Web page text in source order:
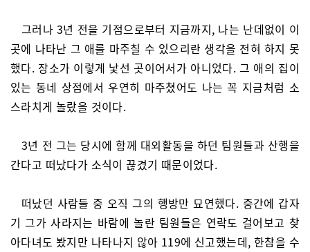
그러나 3년 전을 기점으로부터 지금까지, 나는 난데없이 이
곳에 나타난 그 애를 마주칠 수 있으리란 생각을 전혀 하지 못
했다. 장소가 이렇게 낯선 곳이어서가 아니었다. 그 애의 집이
있는 동네 상점에서 우연히 마주쳤어도 나는 꼭 지금처럼 소
스라치게 놀랐을 것이다.
3년 전 그는 당시에 함께 대외활동을 하던 팀원들과 산행을
간다고 떠났다가 소식이 끊겼기 때문이었다.
떠났던 사람들 중 오직 그의 행방만 묘연했다. 중간에 갑자
기 그가 사라지는 바람에 놀란 팀원들은 연락도 걸어보고 찾
아다녀도 봤지만 나타나지 않아 119에 신고했는데, 한참을 수